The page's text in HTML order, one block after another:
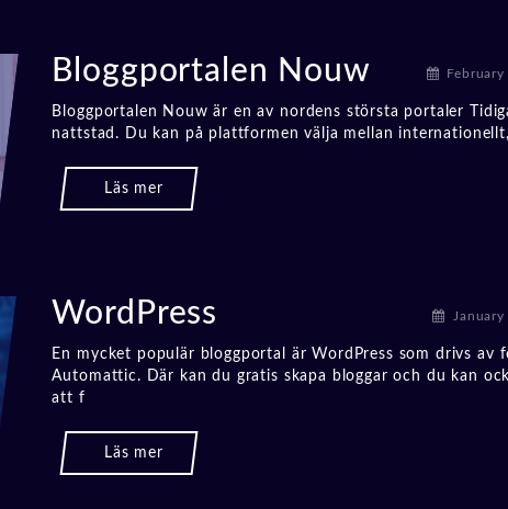
Bloggportalen Nouw
Bloggportalen Nouw är en av nordens största portaler
nattstad. Du kan på plattformen välja mellan
WordPress
En mycket populär bloggportal är WordPress som drivs av
Automattic. Där kan du gratis skapa bloggar och du kan
att f